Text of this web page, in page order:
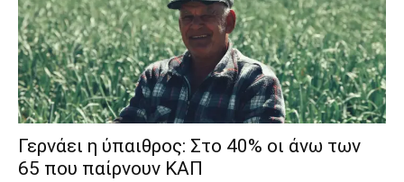
Γερνάει η ύπαιθρος: Στο 40% οι άνω των
65 που παίρνουν ΚΑΠ